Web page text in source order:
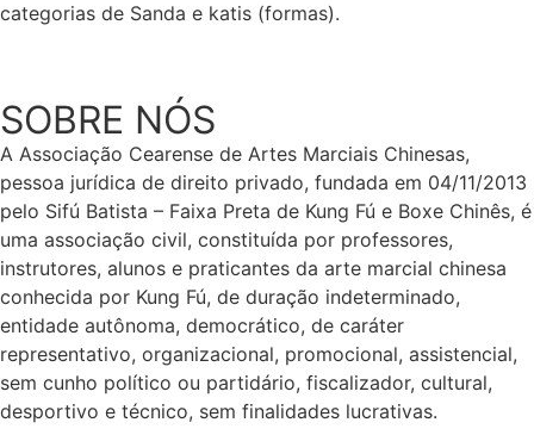
categorias de Sanda e katis (formas).
SOBRE NÓS
A Associação Cearense de Artes Marciais Chinesas,
pessoa jurídica de direito privado, fundada em 04/11/2013
pelo Sifú Batista – Faixa Preta de Kung Fú e Boxe Chinês, é
uma associação civil, constituída por professores,
instrutores, alunos e praticantes da arte marcial chinesa
conhecida por Kung Fú, de duração indeterminado,
entidade autônoma, democrático, de caráter
representativo, organizacional, promocional, assistencial,
sem cunho político ou partidário, fiscalizador, cultural,
desportivo e técnico, sem finalidades lucrativas.